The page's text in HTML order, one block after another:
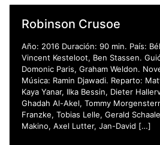
Robinson Crusoe
Año: 2016 Duración: 90 min. País:
Vincent Kesteloot, Ben Stassen.
Domonic Paris, Graham Weldon.
Música: Ramin Djawadi. Reparto:
Kaya Yanar, Ilka Bessin, Dieter
Ghadah Al-Akel, Tommy
Franzke, Tobias Lelle, Gerald
Makino, Axel Lutter, Jan-David […]